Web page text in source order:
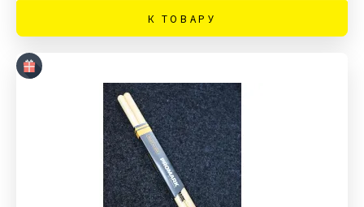
К ТОВАРУ